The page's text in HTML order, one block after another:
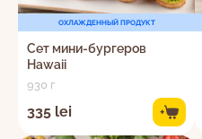
ОХЛАЖДЕННЫЙ ПРОДУКТ
Сет мини-бургеров
Hawaii
930 г
335 lei +